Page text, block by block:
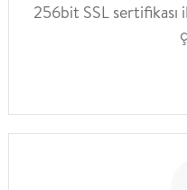
256bit SSL sertifikası